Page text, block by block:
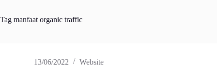
Tag manfaat organic traffic
13/06/2022 Website